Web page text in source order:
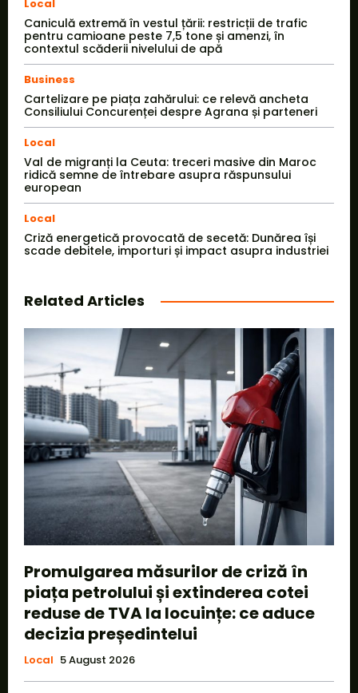
Local
Caniculă extremă în vestul țării: restricții de trafic
pentru camioane peste 7,5 tone și amenzi, în
contextul scăderii nivelului de apă
Business
Cartelizare pe piața zahărului: ce relevă ancheta
Consiliului Concurenței despre Agrana și parteneri
Local
Val de migranți la Ceuta: treceri masive din Maroc
ridică semne de întrebare asupra răspunsului
european
Local
Criză energetică provocată de secetă: Dunărea își
scade debitele, importuri și impact asupra industriei
Related Articles
Promulgarea măsurilor de criză în
piața petrolului și extinderea cotei
reduse de TVA la locuințe: ce aduce
decizia președintelui
Local 5 August 2026